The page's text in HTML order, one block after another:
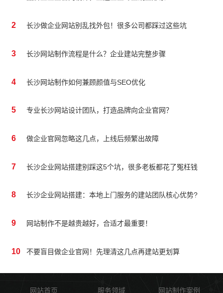
2 长沙做企业网站别乱找外包！很多公司都踩过这些坑
3 长沙网站制作流程是什么？企业建站完整步骤
4 长沙网站制作如何兼顾颜值与SEO优化
5 专业长沙网站设计团队，打造品牌向企业官网？
6 做企业官网忽略这几点，上线后频繁出故障
7 长沙企业网站搭建别踩这5个坑，很多老板都花了冤枉钱
8 长沙企业网站搭建：本地上门服务的建站团队核心优势?
9 网站制作不是越贵越好，合适才最重要！
10 不要盲目做企业官网！先理清这几点再建站更划算
网站首页 服务领域 网站制作案例